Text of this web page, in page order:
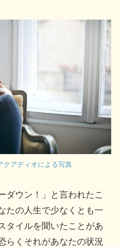
クアディオによる写真
ダウン！」と言われたこ
たの人生で少なくとも一
タイルを聞いたことがあ
らくそれがあなたの状況